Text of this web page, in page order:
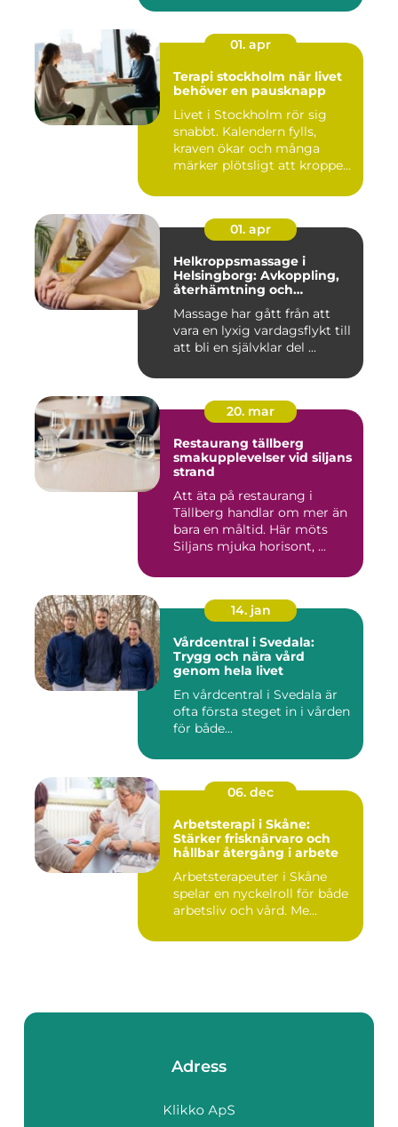
01. apr
Terapi stockholm när livet
behöver en pausknapp
Livet i Stockholm rör sig
snabbt. Kalendern fylls,
kraven ökar och många
märker plötsligt att kroppe...
01. apr
Helkroppsmassage i
Helsingborg: Avkoppling,
återhämtning och
Massage har gått från att
vara en lyxig vardagsflykt till
att bli en självklar del ...
20. mar
Restaurang tällberg
smakupplevelser vid siljans
strand
Att äta på restaurang i
Tällberg handlar om mer än
bara en måltid. Här möts
Siljans mjuka horisont, ...
14. jan
Vårdcentral i Svedala:
Trygg och nära vård
genom hela livet
En vårdcentral i Svedala är
ofta första steget in i vården
för både...
06. dec
Arbetsterapi i Skåne:
Stärker frisknärvaro och
hållbar återgång i arbete
Arbetsterapeuter i Skåne
spelar en nyckelroll för både
arbetsliv och vård. Me...
Adress